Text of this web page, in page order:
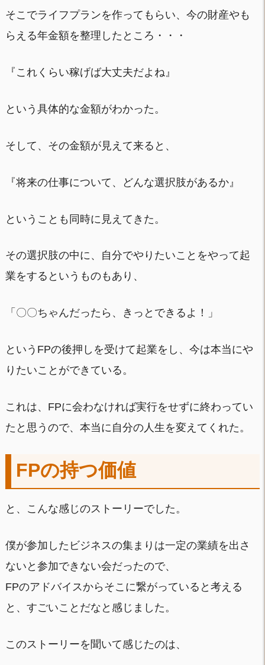
そこでライフプランを作ってもらい、今の財産やも
らえる年金額を整理したところ・・・
『これくらい稼げば大丈夫だよね』
という具体的な金額がわかった。
そして、その金額が見えて来ると、
『将来の仕事について、どんな選択肢があるか』
ということも同時に見えてきた。
その選択肢の中に、自分でやりたいことをやって起
業をするというものもあり、
「〇〇ちゃんだったら、きっとできるよ！」
というFPの後押しを受けて起業をし、今は本当にや
りたいことができている。
これは、FPに会わなければ実行をせずに終わってい
たと思うので、本当に自分の人生を変えてくれた。
FPの持つ価値
と、こんな感じのストーリーでした。
僕が参加したビジネスの集まりは一定の業績を出さ
ないと参加できない会だったので、
FPのアドバイスからそこに繋がっていると考える
と、すごいことだなと感じました。
このストーリーを聞いて感じたのは、